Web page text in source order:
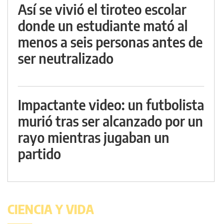
Así se vivió el tiroteo escolar
donde un estudiante mató al
menos a seis personas antes de
ser neutralizado
Impactante video: un futbolista
murió tras ser alcanzado por un
rayo mientras jugaban un
partido
CIENCIA Y VIDA